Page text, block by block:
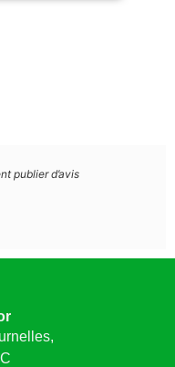
publier d’avis